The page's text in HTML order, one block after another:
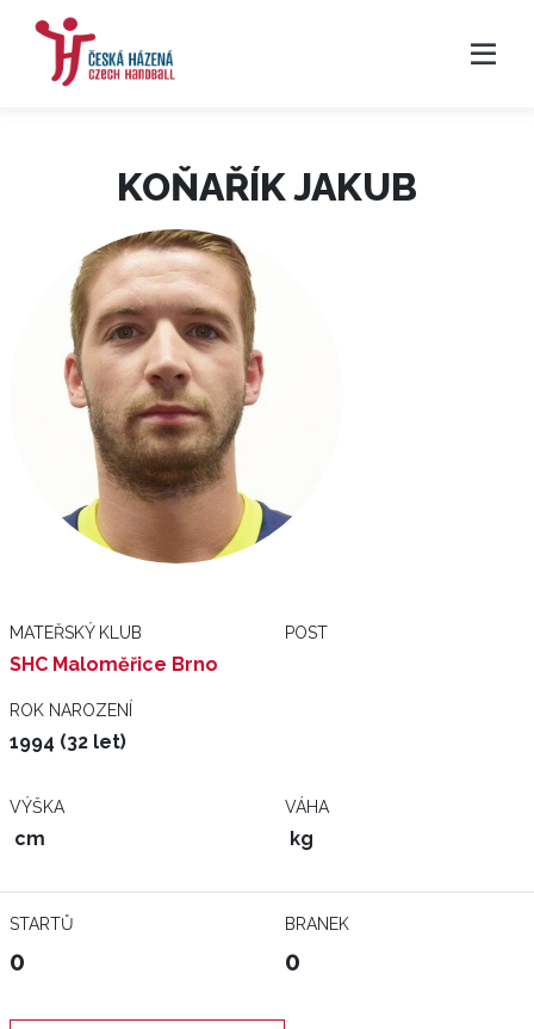
KOŇAŘÍK JAKUB
MATEŘSKÝ KLUB
SHC Maloměřice Brno
POST
ROK NAROZENÍ
1994 (32 let)
VÝŠKA
cm
VÁHA
kg
STARTŮ
0
BRANEK
0